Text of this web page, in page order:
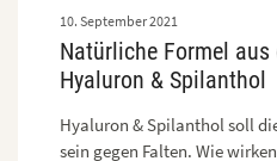
Natürliche Formel
Hyaluron & Spilanthol
10. September 2021
Hyaluron & Spilanthol soll
sein gegen Falten. Wie